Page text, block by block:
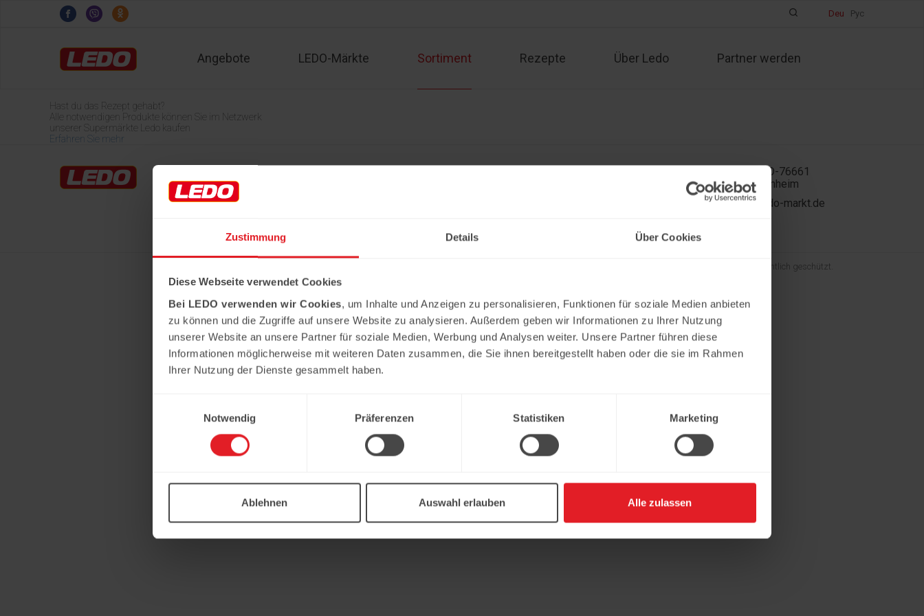
Zustimmung Details Über Cookies
Diese Webseite verwendet Cookies
Bei LEDO verwenden wir Cookies, um Inhalte und Anzeigen zu personalisieren, Funktionen für soziale Medien anbieten
zu können und die Zugriffe auf unsere Website zu analysieren. Außerdem geben wir Informationen zu Ihrer Nutzung
unserer Website an unsere Partner für soziale Medien, Werbung und Analysen weiter. Unsere Partner führen diese
Informationen möglicherweise mit weiteren Daten zusammen, die Sie ihnen bereitgestellt haben oder die sie im Rahmen
Ihrer Nutzung der Dienste gesammelt haben.
Notwendig
Präferenzen Statistiken Marketing
Ablehnen Auswahl erlauben Alle zulassen
Deu Рус
Angebote LEDO-Märkte Sortiment Rezepte Über Ledo Partner werden
Hast du das Rezept gehabt?
Alle notwendigen Produkte können Sie im Netzwerk
unserer Supermärkte Ledo kaufen
Erfahren Sie mehr
LEDO-Märkte
Über Ledo
In der Kühweid 2a D-76661
Philippsburg-Huttenheim
ledo.informiert@ledo-markt.de
Copyright © 2026 Ledo. Diese Webseite und der gesamte Inhalt sind urheberrechtlich geschützt.